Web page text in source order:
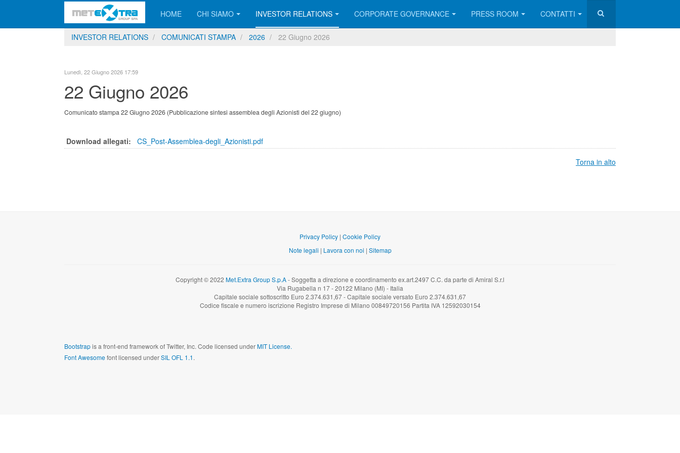
HOME CHI SIAMO INVESTOR RELATIONS CORPORATE GOVERNANCE PRESS ROOM CONTATTI
INVESTOR RELATIONS COMUNICATI STAMPA 2026 22 Giugno 2026
Lunedì, 22 Giugno 2026 17:59
22 Giugno 2026
Comunicato stampa 22 Giugno 2026 (Pubblicazione sintesi assemblea degli Azionisti del 22 giugno)
Download allegati: CS_Post-Assemblea-degli_Azionisti.pdf
Torna in alto
Privacy Policy | Cookie Policy
Note legali | Lavora con noi | Sitemap
Copyright © 2022 Met.Extra Group S.p.A- Soggetta a direzione e coordinamento ex.art.2497 C.C. da parte di Amiral S.r.l
Via Rugabella n 17 - 20122 Milano (MI) - Italia
Capitale sociale sottoscritto Euro 2.374.631,67 - Capitale sociale versato Euro 2.374.631,67
Codice fiscale e numero iscrizione Registro Imprese di Milano 00849720156 Partita IVA 12592030154
Bootstrapis a front-end framework of Twitter, Inc. Code licensed underMIT License.
Font Awesomefont licensed underSIL OFL 1.1.